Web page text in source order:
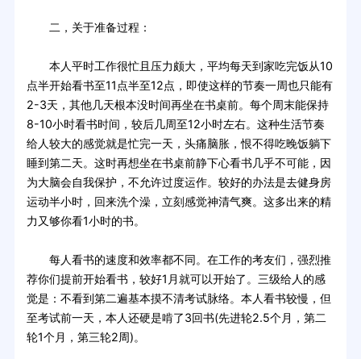
二，关于准备过程：
本人平时工作很忙且压力颇大，平均每天到家吃完饭从10
点半开始看书至11点半至12点，即使这样的节奏一周也只能有
2-3天，其他几天根本没时间再坐在书桌前。每个周末能保持
8-10小时看书时间，较后几周至12小时左右。这种生活节奏
给人较大的感觉就是忙完一天，头痛脑胀，恨不得吃晚饭躺下
睡到第二天。这时再想坐在书桌前静下心看书几乎不可能，因
为大脑会自我保护，不允许过度运作。较好的办法是去健身房
运动半小时，回来洗个澡，立刻感觉神清气爽。这多出来的精
力又够你看1小时的书。
每人看书的速度和效率都不同。在工作的考友们，强烈推
荐你们提前开始看书，较好1月就可以开始了。三级给人的感
觉是：不看到第二遍基本摸不清考试脉络。本人看书较慢，但
至考试前一天，本人还硬是啃了3回书(先进轮2.5个月，第二
轮1个月，第三轮2周)。